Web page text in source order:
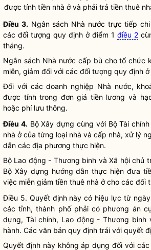
được tính tiền nhà ở và phải trả tiền thuê
Điều 3.Ngân sách Nhà nước trực tiếp
các đối tượng quy định ở điểm 1 điều 2
tháng.
Ngân sách Nhà nước cấp bù cho tổ chức
miễn, giảm đối với các đối tượng quy định
Đối với các doanh nghiệp Nhà nước,
được tính trong đơn giá tiền lương và
hoặc phí lưu thông.
Điều 4.Bộ Xây dựng cùng với Bộ Tài
nhà ở của từng loại nhà và cấp nhà, xử lý
dẫn các địa phương thực hiện.
Bộ Lao động - Thương binh và Xã hội chủ
Bộ Xây dựng hướng dẫn thực hiện đưa
việc miễn giảm tiền thuê nhà ở cho các đối
Điều 5. Quyết định này có hiệu lực từ
các tỉnh, thành phố phải có phương án
dựng, Tài chính, Lao động - Thương binh
hành. Các văn bản quy định trái với quyết
Quyết định này không áp dụng đối với